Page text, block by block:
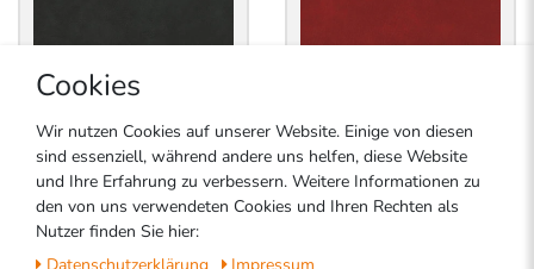
Auf Bestellung
0,00 €
Cookies
Wir nutzen Cookies auf unserer Website. Einige von diesen
sind essenziell, während andere uns helfen, diese Website
und Ihre Erfahrung zu verbessern. Weitere Informationen zu
den von uns verwendeten Cookies und Ihren Rechten als
Nutzer finden Sie hier:
Daten­schutz­erklärung
Impressum